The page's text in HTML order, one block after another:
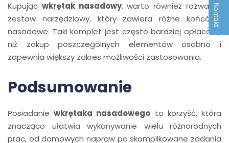
Kupując wkrętak nasadowy, warto również rozważyć
zestaw narzędziowy, który zawiera różne końcówki
nasadowe. Taki komplet jest często bardziej opłacalny
niż zakup poszczególnych elementów osobno i
zapewnia większy zakres możliwości zastosowania.
Podsumowanie
Posiadaniewkrętaka nasadowego to korzyść, która
znacząco ułatwia wykonywanie wielu różnorodnych
prac, od domowych napraw po skomplikowane zadania
Kontakt